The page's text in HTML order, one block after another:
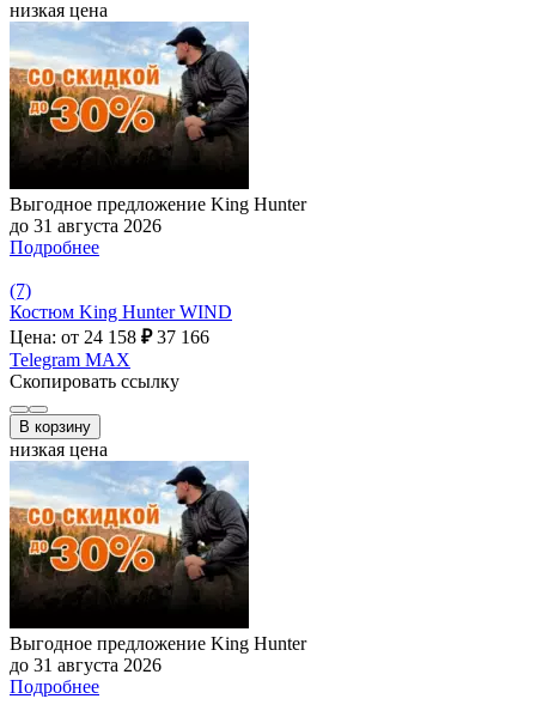
низкая цена
Выгодное предложение King Hunter
до 31 августа 2026
Подробнее
(7)
Костюм King Hunter WIND
Цена: от 24 158 ₽ 37 166
Telegram MAX
Скопировать ссылку
В корзину
низкая цена
Выгодное предложение King Hunter
до 31 августа 2026
Подробнее